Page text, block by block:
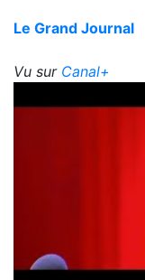
Le Grand Journal
Vu sur Canal+